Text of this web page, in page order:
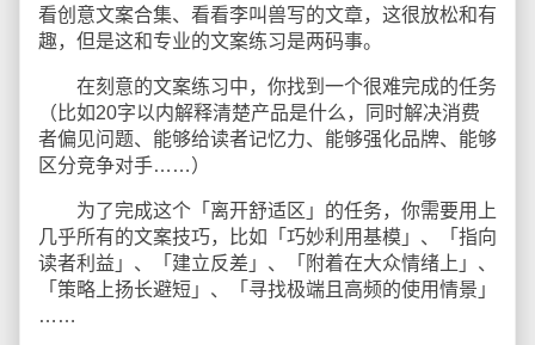
看创意文案合集、看看李叫兽写的文章，这很放松和有
趣，但是这和专业的文案练习是两码事。
在刻意的文案练习中，你找到一个很难完成的任务
（比如20字以内解释清楚产品是什么，同时解决消费
者偏见问题、能够给读者记忆力、能够强化品牌、能够
区分竞争对手……）
为了完成这个「离开舒适区」的任务，你需要用上
几乎所有的文案技巧，比如「巧妙利用基模」、「指向
读者利益」、「建立反差」、「附着在大众情绪上」、
「策略上扬长避短」、「寻找极端且高频的使用情景」
……